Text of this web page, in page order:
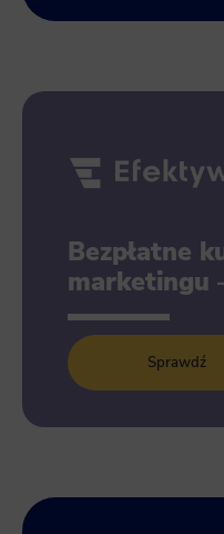
Bezpłatne
marketingu
Sprawdź